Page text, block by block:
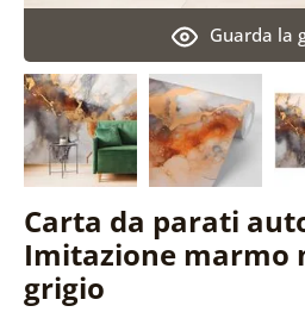
Carta da parati
Imitazione marmo
grigio
Guarda la